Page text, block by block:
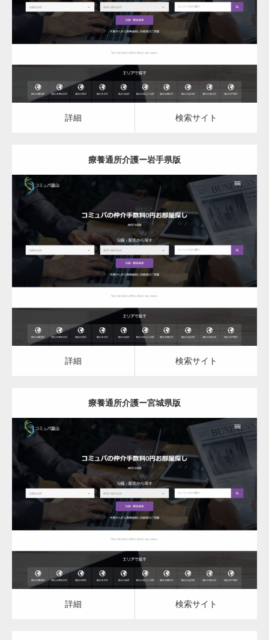
療養通所介護
詳細 検索サイト
詳細 検索サイト
療養通所介護ー岩手県版
更新日： 2023.03.09
療養通所介護
詳細 検索サイト
詳細 検索サイト
療養通所介護ー宮城県版
更新日： 2023.03.09
療養通所介護
詳細 検索サイト
詳細 検索サイト